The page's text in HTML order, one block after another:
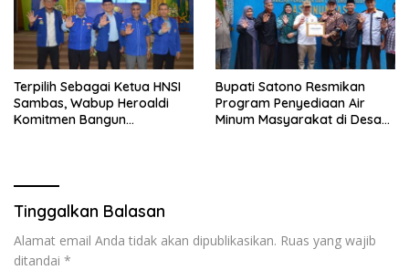
Terpilih Sebagai Ketua HNSI
Sambas, Wabup Heroaldi
Komitmen Bangun
Bupati Satono Resmikan
Program Penyediaan Air
Minum Masyarakat di Desa
Tinggalkan Balasan
Alamat email Anda tidak akan dipublikasikan. Ruas yang wajib
ditandai *